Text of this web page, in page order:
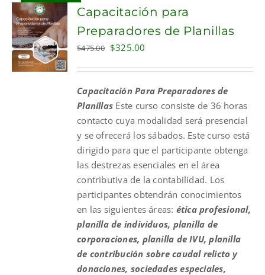
ADD TO
CART
Capacitación para
Preparadores de Planillas
$475.00 Original
$475.00.
$325.00
$325.00.
Capacitación Para Preparadores de
Planillas Este curso consiste de 36 horas
contacto cuya modalidad será presencial
y se ofrecerá los sábados. Este curso está
dirigido para que el participante obtenga
las destrezas esenciales en el área
contributiva de la contabilidad. Los
participantes obtendrán conocimientos
en las siguientes áreas: ética profesional,
planilla de individuos, planilla de
corporaciones, planilla de IVU, planilla
de contribución sobre caudal relicto y
donaciones, sociedades especiales,